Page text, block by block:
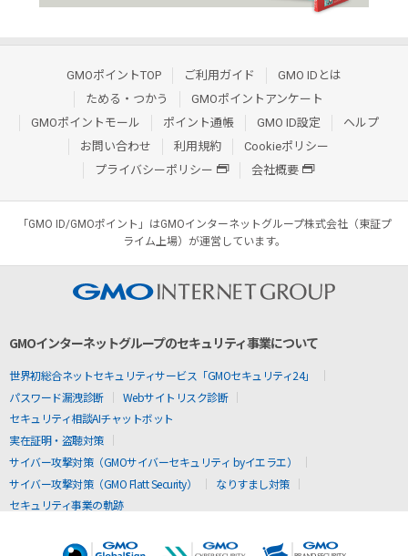
GMOポイントTOP ご利用ガイド
GMO IDとは
ためる・つかう
GMOポイントアンケート
GMOポイントモール
ポイント通帳 GMO ID設定
ヘルプ
お問い合わせ
利用規約
Cookieポリシー
プライバシーポリシー
会社概要
「GMO ID/GMOポイント」はGMOインターネットグループ株式会社（東証プ
ライム上場）が運営しています。
GMOインターネットグループのセキュリティ事業について
世界初総合ネットセキュリティサービス「GMOセキュリティ24」
パスワード漏洩診断
Webサイトリスク診断
セキュリティ相談AIチャットボット
実在証明・盗聴対策
サイバー攻撃対策（GMOサイバーセキュリティ byイエラエ）
サイバー攻撃対策（GMO Flatt Security）
なりすまし対策
セキュリティ事業の軌跡